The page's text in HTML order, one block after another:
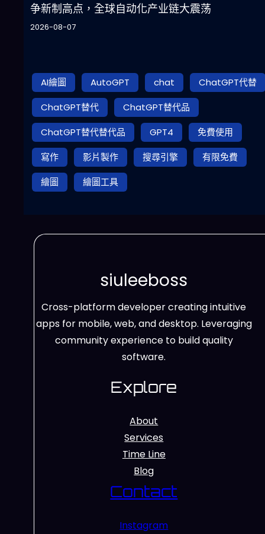
争新制高点，全球自动化产业链大震荡
2026-08-07
AI繪圖 AutoGPT chat
ChatGPT代替
ChatGPT替代
ChatGPT替代品
ChatGPT替代替代品
GPT4
免費使用
寫作
影片製作 搜尋引擎
有限免費
繪圖
繪圖工具
siuleeboss
Cross-platform developer creating intuitive
apps for mobile, web, and desktop. Leveraging
community experience to build quality
software.
Explore
About
Services
Time Line
Blog
Contact
Instagram